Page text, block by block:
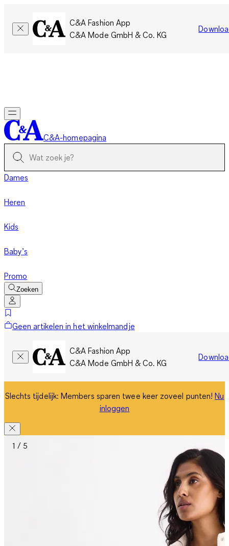
C&A Fashion App
C&A Mode GmbH & Co. KG
C&A-homepagina
Dames
Heren
Kids
Baby’s
Promo
Zoeken
Geen artikelen in het winkelmandje
C&A Fashion App
C&A Mode GmbH & Co. KG
Slechts tijdelijk: Members sparen twee keer zoveel punten!Nu
inloggen
1 / 5